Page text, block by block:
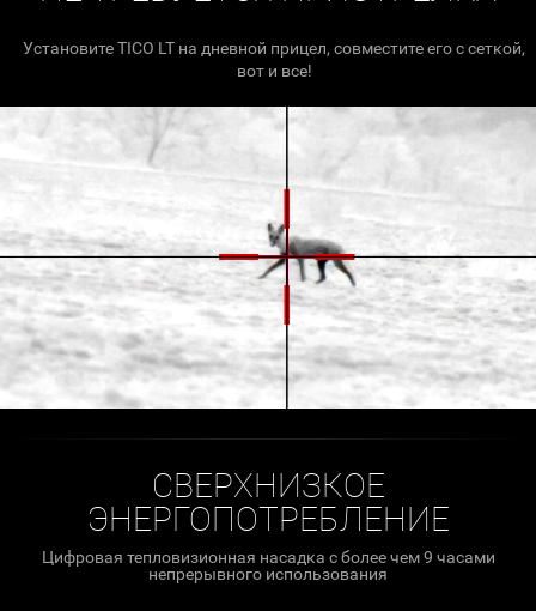
Установите TICO LT на дневной прицел, совместите его с сеткой,
вот и все!
СВЕРХНИЗКОЕ
ЭНЕРГОПОТРЕБЛЕНИЕ
Цифровая тепловизионная насадка с более чем 9 часами
непрерывного использования